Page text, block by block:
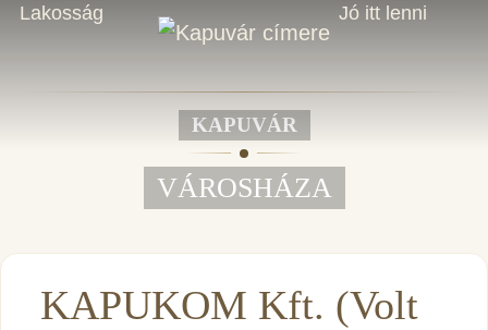
Lakosság Jó itt lenni
KAPUVÁR
VÁROSHÁZA
KAPUKOM Kft. (Volt